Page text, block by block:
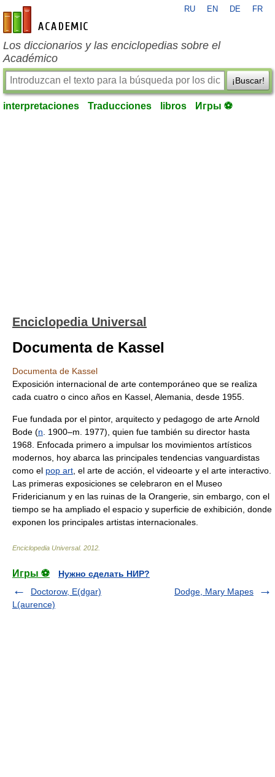
es-academic.com
RU EN DE FR
Los diccionarios y las enciclopedias sobre el
Académico
¡Buscar!
interpretaciones Traducciones libros Игры ⚽
Enciclopedia Universal
Documenta de Kassel
Documenta de Kassel
Exposición internacional de arte contemporáneo que se realiza
cada cuatro o cinco años en Kassel, Alemania, desde 1955.
Fue fundada por el pintor, arquitecto y pedagogo de arte Arnold
Bode (n . 1900–m. 1977), quien fue también su director hasta
1968. Enfocada primero a impulsar los movimientos artísticos
modernos, hoy abarca las principales tendencias vanguardistas
como el pop art , el arte de acción, el videoarte y el arte interactivo.
Las primeras exposiciones se celebraron en el Museo
Fridericianum y en las ruinas de la Orangerie, sin embargo, con el
tiempo se ha ampliado el espacio y superficie de exhibición, donde
exponen los principales artistas internacionales.
Enciclopedia Universal. 2012
Игры ⚽
Нужно сделать НИР?
Doctorow, E(dgar)
L(aurence)
Dodge, Mary Mapes